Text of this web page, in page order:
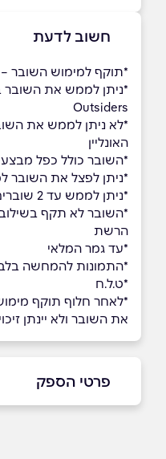
חשוב לדעת
*תוקף למימוש השובר – 5 שנים
Outsiders
האונליין
*השובר כולל כפל
*ניתן לפצל את השובר
*ניתן לממש עד 2 שוברים בלבד בעסקה
ָ*השובר לא תקף
הרשת
ָָ*עד גמר המלאי
*התמונות להמחשה
*ט.ל.ח
*לאחר חלוף תוקף
את השובר ולא יינתן
פרטי הספק